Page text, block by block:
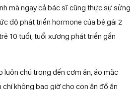
mà ngay cả bác sĩ cũng thực sự sửng
độ phát triển hormone của bé gái 2
10 tuổi, tuổi xương phát triển gần
luôn chú trọng đến cơm ăn, áo mặc
không bao giờ cho con ăn đồ ăn